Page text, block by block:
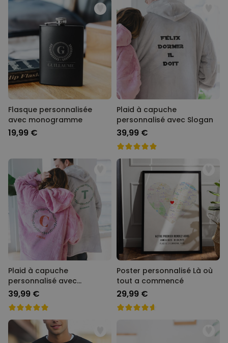
Flasque personnalisée
avec monogramme
19,99 €
Plaid à capuche
personnalisé avec Slogan
39,99 €
Plaid à capuche
personnalisé avec
Monogramme de Noël
39,99 €
Poster personnalisé Là où
tout a commencé
29,99 €